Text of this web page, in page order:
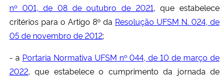
nº 001, de 08 de outubro de 2021, que estabelece
critérios para o Artigo 8º da Resolução UFSM N. 024, de
05 de novembro de 2012;
- a Portaria Normativa UFSM nº 044, de 10 de março de
2022, que estabelece o cumprimento da jornada de